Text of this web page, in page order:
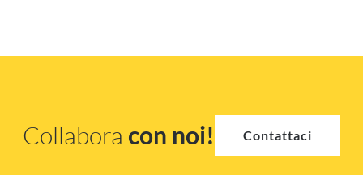
Collabora con noi! Contattaci